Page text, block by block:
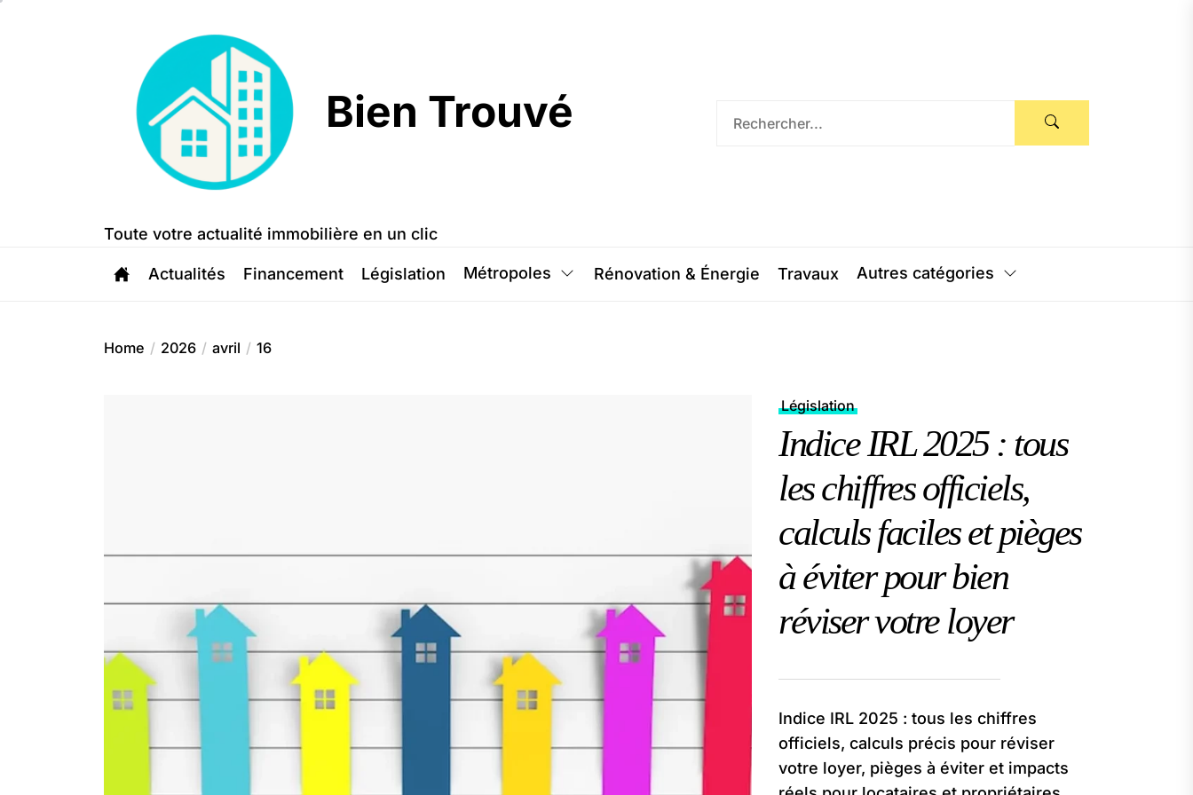
Bien
Trouvé
Bien Trouvé
Toute votre actualité immobilière en un clic
Actualités Financement Législation Métropoles Rénovation & Énergie Travaux Autres catégories
Home 2026 avril 16
Législation
Indice IRL 2025 : tous
les chiffres officiels,
calculs faciles et pièges
à éviter pour bien
réviser votre loyer
Indice IRL 2025 : tous les chiffres
officiels, calculs précis pour réviser
votre loyer, pièges à éviter et impacts